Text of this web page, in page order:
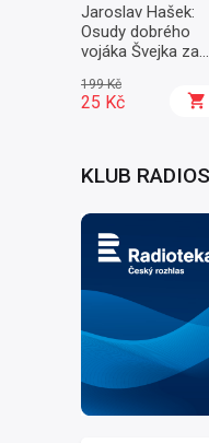
Jaroslav Hašek:
Osudy dobrého
vojáka Švejka za
Na frontě
199 Kč
25 Kč
KLUB